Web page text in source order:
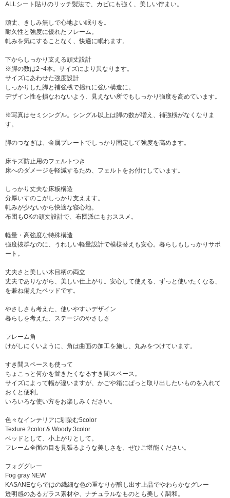
ALLシート貼りのリッチ製法で、カビにも強く、美しい佇まい。
頑丈、きしみ無しで心地よい眠りを。
耐久性と強度に優れたフレーム。
軋みを気にすることなく、快適に眠れます。
下からしっかり支える頑丈設計
※脚の数は2~4本。サイズにより異なります。
サイズにあわせた強度設計
しっかりした脚と補強桟で揺れに強い構造に。
デザイン性を損なわないよう、見えない所でもしっかり強度を高めています。
※写真はセミシングル。シングル以上は脚の数が増え、補強桟がなくなりま
す。
脚のつなぎは、金属プレートでしっかり固定して強度を高めます。
床キズ防止用のフェルトつき
床へのダメージを軽減するため、フェルトをお付けしています。
しっかり丈夫な床板構造
分厚いすのこがしっかり支えます。
軋みが少ないから快適な寝心地。
布団もOKの頑丈設計で、布団派にもおススメ。
軽量・高強度な特殊構造
強度抜群なのに、うれしい軽量設計で模様替えも安心。暮らしもしっかりサポ
ート。
丈夫さと美しい木目柄の両立
丈夫でありながら、美しい仕上がり。安心して使える、ずっと使いたくなる、
を兼ね備えたベッドです。
やさしさも考えた、使いやすいデザイン
暮らしを考えた、ステージのやさしさ
フレーム角
けがしにくいように、角は曲面の加工を施し、丸みをつけています。
すき間スペースも使って
ちょこっと何かを置きたくなるすき間スペース。
サイズによって幅が違いますが、かごや箱にぱっと取り出したいものを入れて
おくと便利。
いろいろな使い方をお楽しみください。
色々なインテリアに馴染む5color
Texture 2color & Woody 3color
ベッドとして、小上がりとして。
フレーム全面の目を見張るような美しさを、ぜひご堪能ください。
フォググレー
Fog gray NEW
KASANEならではの繊細な色の重なりが醸し出す上品でやわらかなグレー
透明感のあるガラス素材や、ナチュラルなものとも美しく調和。